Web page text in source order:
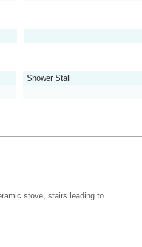
Shower Stall
stove, stairs leading to